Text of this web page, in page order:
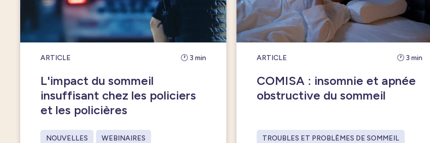
ARTICLE 🕐 3 min
L'impact du sommeil
insuffisant chez les policiers
et les policières
NOUVELLES WEBINAIRES
ARTICLE 🕐 3 min
COMISA : insomnie et apnée
obstructive du sommeil
TROUBLES ET PROBLÈMES DE SOMMEIL